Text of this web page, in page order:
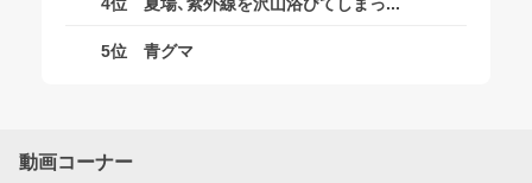
5位 青グマ
動画コーナー